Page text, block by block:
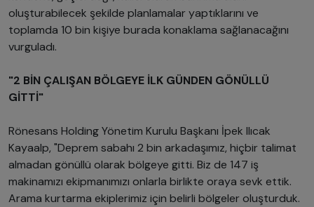
oluşturabilecek şekilde planlamalar yaptıklarını ve
toplamda 10 bin kişiye burada konaklama sağlanacağını
vurguladı.
"2 BİN ÇALIŞAN BÖLGEYE İLK GÜNDEN GÖNÜLLÜ
GİTTİ"
Rönesans Holding Yönetim Kurulu Başkanı İpek Ilıcak
Kayaalp, "Deprem sabahı 2 bin arkadaşımız, hiçbir talimat
almadan gönüllü olarak bölgeye gitti. Biz de 147 iş
makinamızı ekipmanımızı onlarla birlikte oraya sevk ettik.
Arama kurtarma ekiplerimiz için belirli bölgeler oluşturduk.